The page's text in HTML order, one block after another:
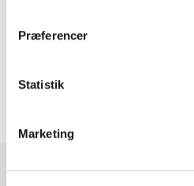
Præferencer
Statistik
Marketing
Krigen i Ukraine